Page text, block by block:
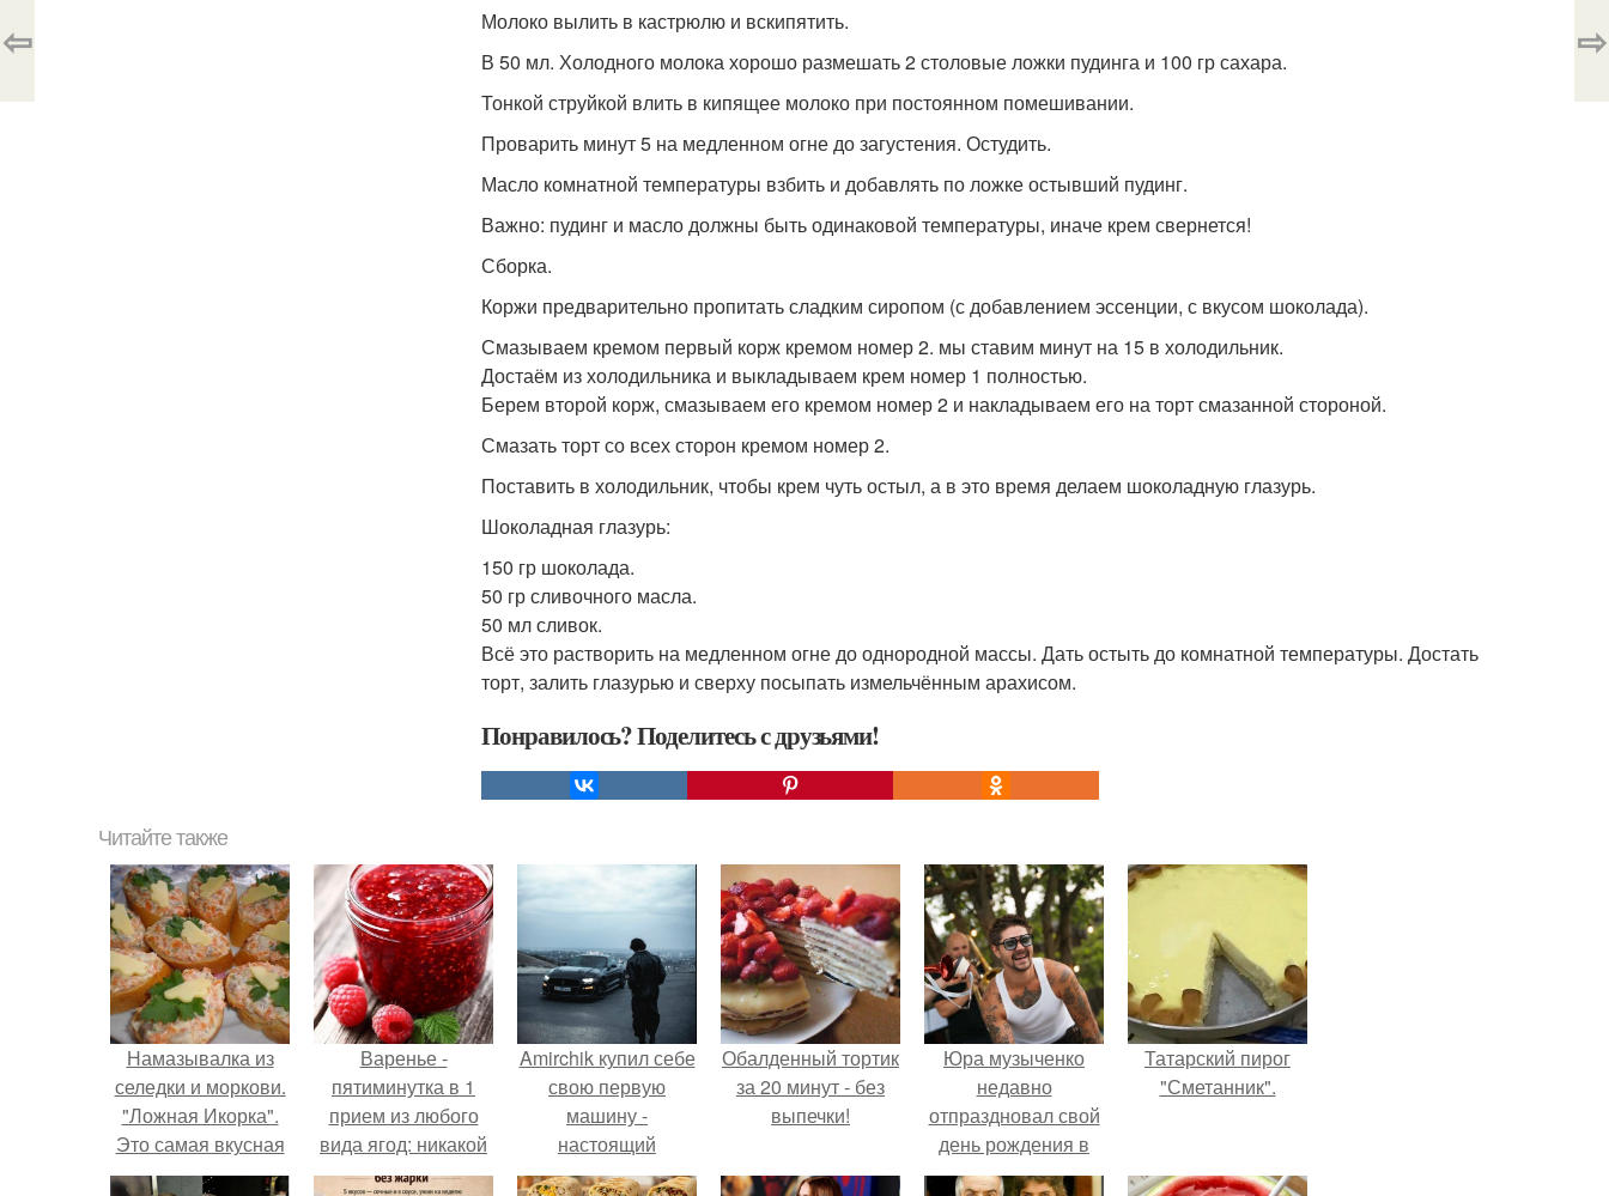
Молоко вылить в кастрюлю и вскипятить.
В 50 мл. Холодного молока хорошо размешать 2 столовые ложки пудинга и 100 гр сахара.
Тонкой струйкой влить в кипящее молоко при постоянном помешивании.
Проварить минут 5 на медленном огне до загустения. Остудить.
Масло комнатной температуры взбить и добавлять по ложке остывший пудинг.
Важно: пудинг и масло должны быть одинаковой температуры, иначе крем свернется!
Сборка.
Коржи предварительно пропитать сладким сиропом (с добавлением эссенции, с вкусом шоколада).
Смазываем кремом первый корж кремом номер 2. мы ставим минут на 15 в холодильник.
Достаём из холодильника и выкладываем крем номер 1 полностью.
Берем второй корж, смазываем его кремом номер 2 и накладываем его на торт смазанной стороной.
Смазать торт со всех сторон кремом номер 2.
Поставить в холодильник, чтобы крем чуть остыл, а в это время делаем шоколадную глазурь.
Шоколадная глазурь:
150 гр шоколада.
50 гр сливочного масла.
50 мл сливок.
Всё это растворить на медленном огне до однородной массы. Дать остыть до комнатной температуры. Достать
торт, залить глазурью и сверху посыпать измельчённым арахисом.
Понравилось? Поделитесь с друзьями!
⇦ ⇨
Читайте также
Намазывалка из
селедки и моркови.
"Ложная Икорка".
Это самая вкусная
намазывалка из
Варенье -
пятиминутка в 1
прием из любого
вида ягод: никакой
длительной варки,
Amirchik купил себе
свою первую
машину -
настоящий
автомобиль мечты
Обалденный тортик
за 20 минут - без
выпечки!
Юра музыченко
недавно
отпраздновал свой
день рождения в
кругу самых
Татарский пирог
"Сметанник".